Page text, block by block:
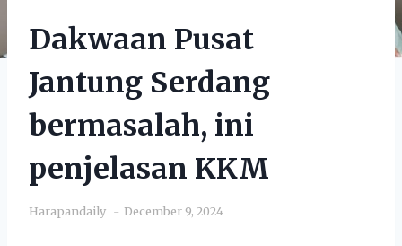
Dakwaan Pusat
Jantung Serdang
bermasalah, ini
penjelasan KKM
Harapandaily December 9, 2024